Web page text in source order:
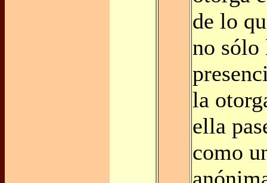
de lo
no sólo
la
ella
como